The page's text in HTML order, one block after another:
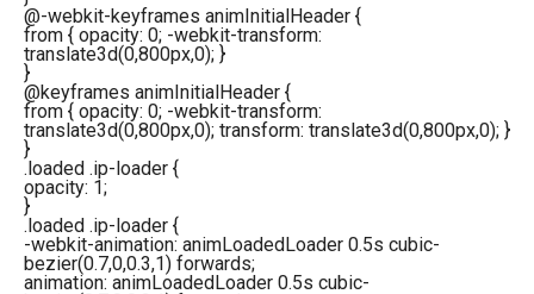
@-webkit-keyframes animInitialHeader {
from { opacity: 0; -webkit-transform:
translate3d(0,800px,0); }
}
@keyframes animInitialHeader {
from { opacity: 0; -webkit-transform:
translate3d(0,800px,0); transform: translate3d(0,800px,0); }
}
.loaded .ip-loader {
opacity: 1;
}
.loaded .ip-loader {
-webkit-animation: animLoadedLoader 0.5s cubic-
bezier(0.7,0,0.3,1) forwards;
animation: animLoadedLoader 0.5s cubic-